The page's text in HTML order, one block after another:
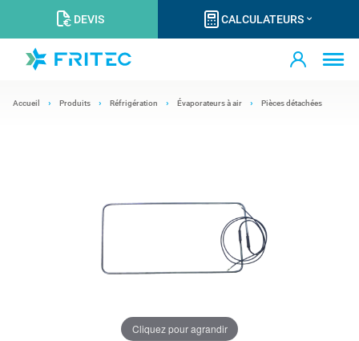
DEVIS CALCULATEURS
Accueil Produits Réfrigération Évaporateurs à air Pièces détachées
Cliquez pour agrandir